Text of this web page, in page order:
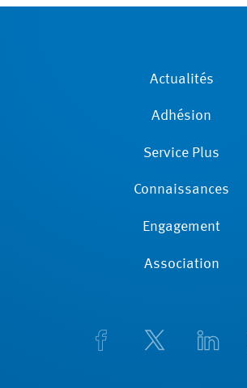
Actualités
Adhésion
Service Plus
Connaissances
Engagement
Association